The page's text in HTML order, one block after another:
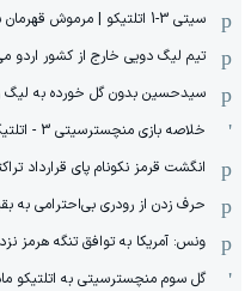
سیتی 3-1 اتلتیکو | مرموش قهرمان سئول
تیم لیگ دویی خارج از کشور اردو
سیدحسین بدون گل خورده به لیگ
خلاصه بازی منچسترسیتی 3 - اتلتیکومادرید 1
انگشت قرمز نکونام پای قرارداد
حرف زدن از رودری بی‌احترامی به
ونس: آمریکا به توافق تنگه هرمز
گل سوم منچسترسیتی به اتلتیکو